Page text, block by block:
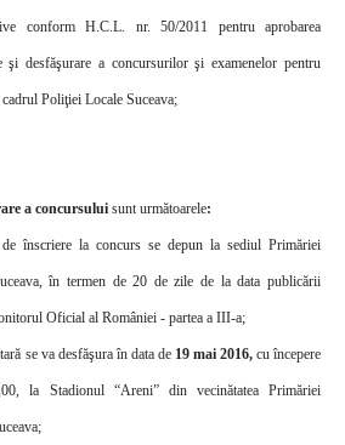
conform H.C.L. nr. 50/2011 pentru aprobarea
şi desfăşurare a concursurilor şi examenelor pentru
Poliţiei Locale Suceava;
a concursului sunt următoarele:
de înscriere la concurs se depun la sediul Primăriei
în termen de 20 de zile de la data publicării
Oficial al României - partea a III-a;
se va desfăşura în data de 19 mai 2016, cu începere
la Stadionul “Areni” din vecinătatea Primăriei